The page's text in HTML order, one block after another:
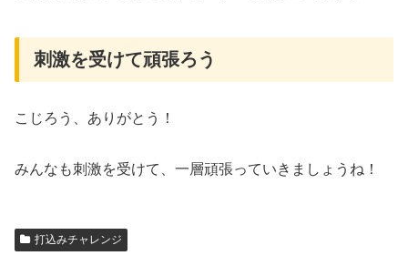
刺激を受けて頑張ろう
こじろう、ありがとう！
みんなも刺激を受けて、一層頑張っていきましょうね！
打込みチャレンジ